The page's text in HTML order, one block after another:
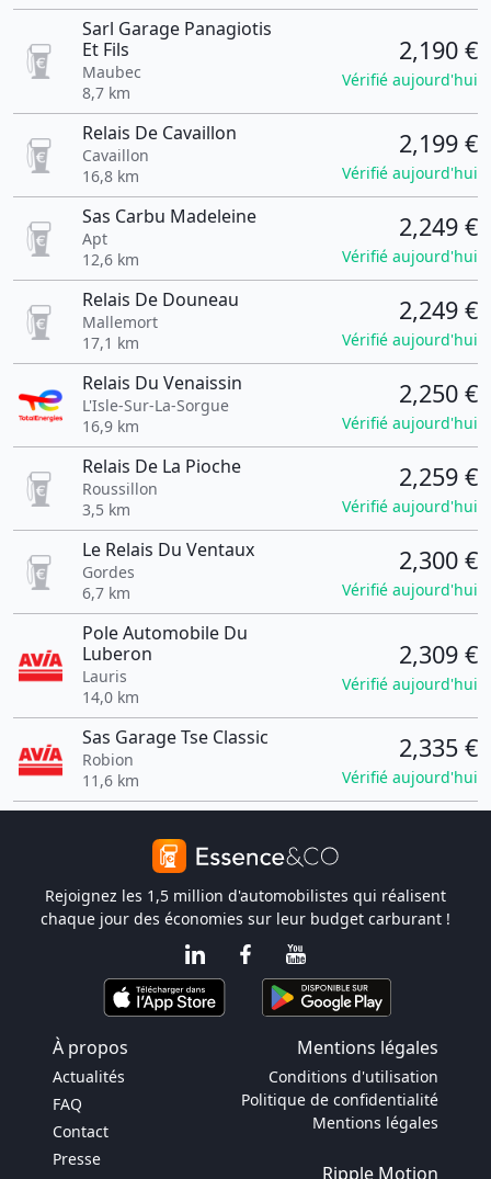
Sarl Garage Panagiotis
Et Fils
Maubec
8,7 km
2,190 €
Vérifié aujourd'hui
Relais De Cavaillon
Cavaillon
16,8 km
2,199 €
Vérifié aujourd'hui
Sas Carbu Madeleine
Apt
12,6 km
2,249 €
Vérifié aujourd'hui
Relais De Douneau
Mallemort
17,1 km
2,249 €
Vérifié aujourd'hui
Relais Du Venaissin
L'Isle-Sur-La-Sorgue
16,9 km
2,250 €
Vérifié aujourd'hui
Relais De La Pioche
Roussillon
3,5 km
2,259 €
Vérifié aujourd'hui
Le Relais Du Ventaux
Gordes
6,7 km
2,300 €
Vérifié aujourd'hui
Pole Automobile Du
Luberon
Lauris
14,0 km
2,309 €
Vérifié aujourd'hui
Sas Garage Tse Classic
Robion
11,6 km
2,335 €
Vérifié aujourd'hui
Rejoignez les 1,5 million d'automobilistes qui réalisent
chaque jour des économies sur leur budget carburant !
À propos Mentions légales
Actualités
FAQ
Contact
Presse
Conditions d'utilisation
Politique de confidentialité
Mentions légales
Ripple Motion